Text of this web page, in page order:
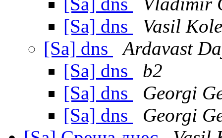
[Sa] dns
Vasil
[Sa] dns
Ardavast
[Sa] dns
b2
[Sa] dns
Georgi
[Sa] dns
Georgi